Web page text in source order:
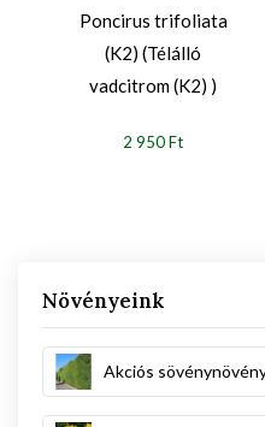
Növényeink
Akciós
Poncirus trifoliata
(K2) (Télálló
vadcitrom (K2) )
2 950 Ft